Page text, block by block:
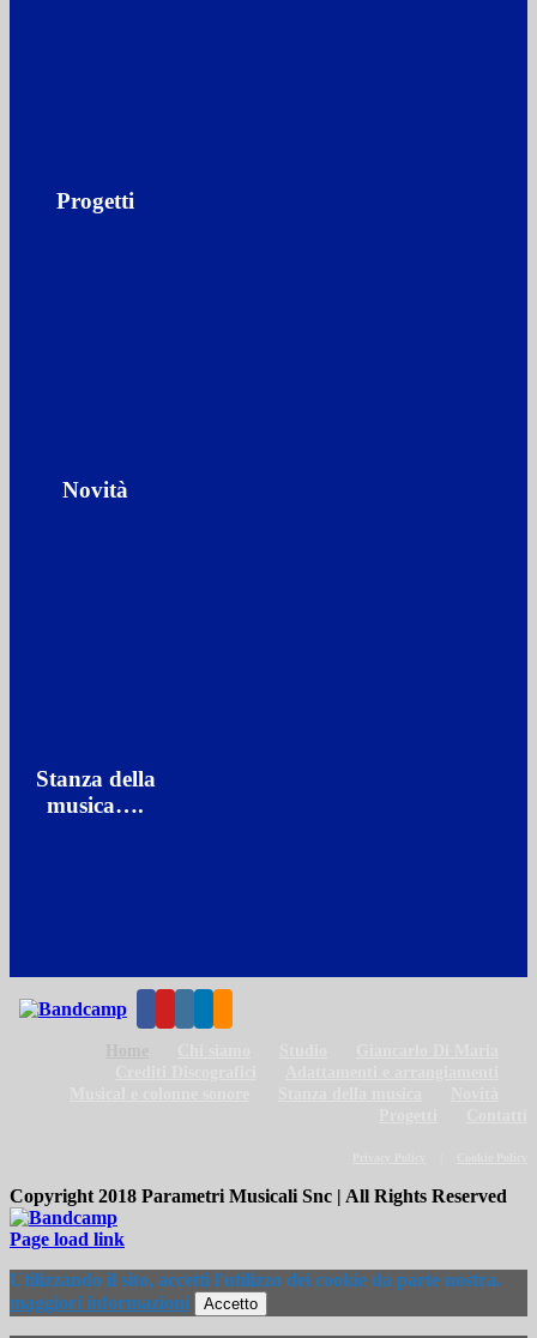
Progetti
Novità
Stanza della
musica….
Copyright 2018 Parametri Musicali Snc | All Rights Reserved
Bandcamp
Page load link
Utilizzando il sito, accetti l'utilizzo dei cookie da parte nostra.
maggiori informazioni
Accetto